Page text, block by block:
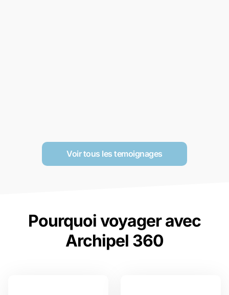
Voir tous les temoignages
Pourquoi voyager avec
Archipel 360